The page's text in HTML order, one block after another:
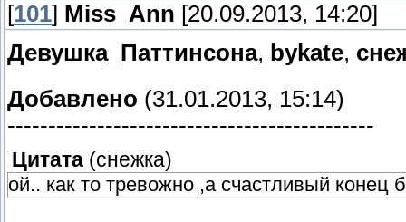
[101] Miss_Ann [20.09.2013, 14:20]
Девушка_Паттинсона, bykate,
Добавлено (31.01.2013, 15:14)
---------------------------------------------
Цитата (снежка)
ой.. как то тревожно ,а счастливый конец